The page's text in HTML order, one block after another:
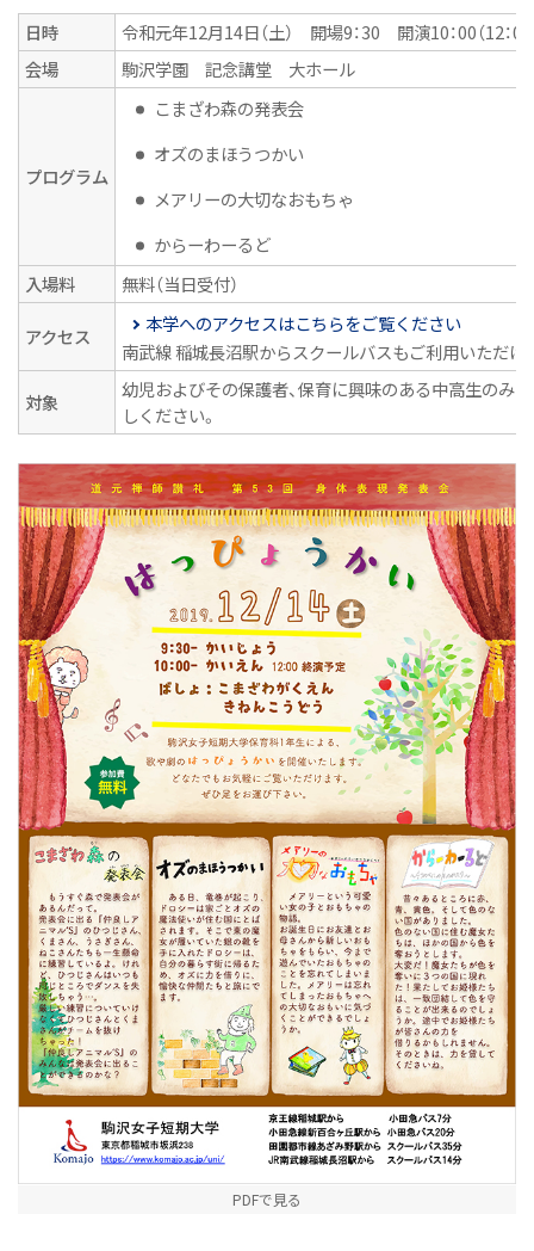
日時
令和元年12月14日（土） 開場9：30 開演10：00（12：00
会場
駒沢学園 記念講堂 大ホール
プログラム
こまざわ森の発表会
オズのまほうつかい
メアリーの大切なおもちゃ
からーわーるど
入場料
無料（当日受付）
アクセス
本学へのアクセスはこちらをご覧ください
南武線 稲城長沼駅からスクールバスもご利用いただけ
対象
幼児およびその保護者、保育に興味のある中高生のみ
しください。
PDFで見る
実習
ニュース&トピックス
2027年度 新たな入試がはじまります！
保育科ニュース
授業紹介
こまざわ幼稚園との交流
卒業生の今
ニュース&トピックス：アーカイブ